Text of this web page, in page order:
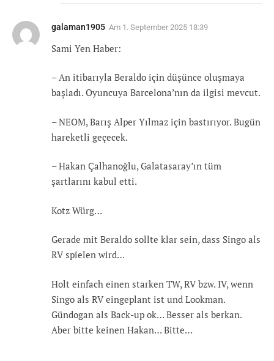
galaman1905 Am 1. September 2025 18:39
Sami Yen Haber:
– An itibarıyla Beraldo için düşünce oluşmaya
başladı. Oyuncuya Barcelona’nın da ilgisi mevcut.
– NEOM, Barış Alper Yılmaz için bastırıyor. Bugün
hareketli geçecek.
– Hakan Çalhanoğlu, Galatasaray’ın tüm
şartlarını kabul etti.
Kotz Würg…
Gerade mit Beraldo sollte klar sein, dass Singo als
RV spielen wird…
Holt einfach einen starken TW, RV bzw. IV, wenn
Singo als RV eingeplant ist und Lookman.
Gündogan als Back-up ok… Besser als berkan.
Aber bitte keinen Hakan… Bitte…